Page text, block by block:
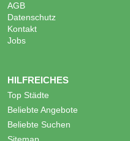
AGB
Datenschutz
Kontakt
Jobs
HILFREICHES
Top Städte
Beliebte Angebote
Beliebte Suchen